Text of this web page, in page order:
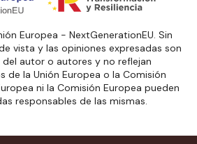
Europea - NextGenerationEU. Sin
vista y las opiniones expresadas son
autor o autores y no reflejan
de la Unión Europea o la Comisión
ni la Comisión Europea pueden
responsables de las mismas.